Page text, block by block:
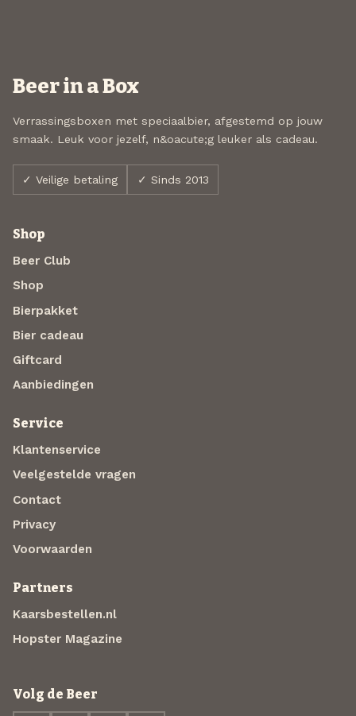
Beer in a Box
Verrassingsboxen met speciaalbier, afgestemd op jouw
smaak. Leuk voor jezelf, n&oacute;g leuker als cadeau.
✓ Veilige betaling ✓ Sinds 2013
Shop
Beer Club
Shop
Bierpakket
Bier cadeau
Giftcard
Aanbiedingen
Service
Klantenservice
Veelgestelde vragen
Contact
Privacy
Voorwaarden
Partners
Kaarsbestellen.nl
Hopster Magazine
Volg de Beer